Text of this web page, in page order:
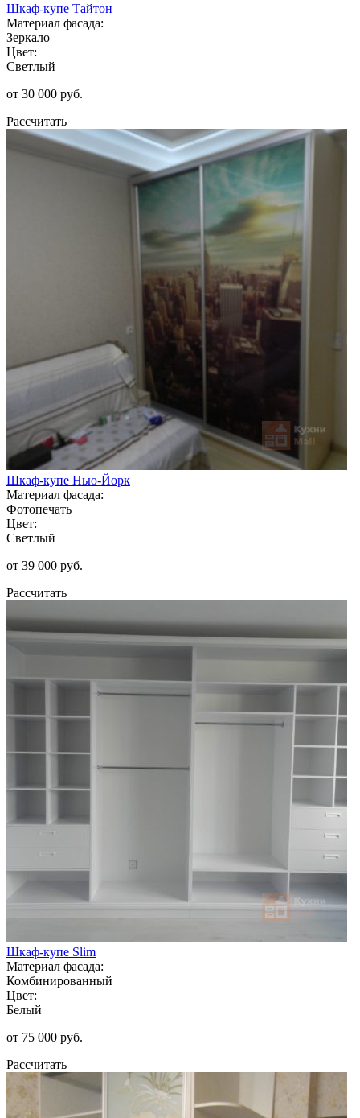
Шкаф-купе Тайтон
Материал фасада:
Зеркало
Цвет:
Светлый
от 30 000 руб.
Рассчитать
Шкаф-купе Нью-Йорк
Материал фасада:
Фотопечать
Цвет:
Светлый
от 39 000 руб.
Рассчитать
Шкаф-купе Slim
Материал фасада:
Комбинированный
Цвет:
Белый
от 75 000 руб.
Рассчитать